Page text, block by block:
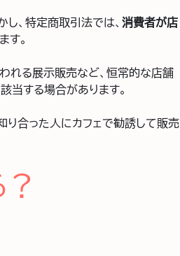
し、特定商取引法では、 消費者が店
す。
れる展示販売など、恒常的な店舗
当する場合があります。
り合った人にカフェで勧誘して販売